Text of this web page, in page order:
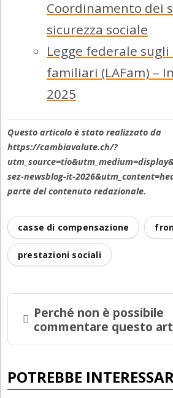
Coordinamento dei
sicurezza sociale
Legge federale sugli
familiari (LAFam) –
2025
Questo articolo è stato realizzato da
https://cambiavalute.ch/?
sez-newsblog-it-
parte del contenuto redazionale.
casse di compensazione
prestazioni sociali
Perché non è possibile
commentare questo
POTREBBE